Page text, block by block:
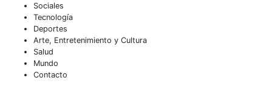
Sociales
Tecnología
Deportes
Arte, Entretenimiento y Cultura
Salud
Mundo
Contacto